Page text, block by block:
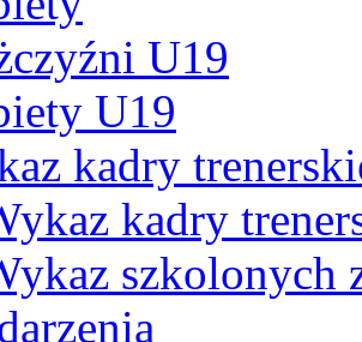
U19
U19
kadry
kadry
szkolonych